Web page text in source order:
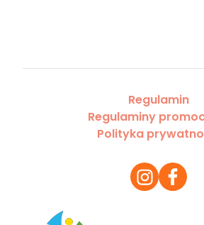
Regulamin
Regulaminy
Polityka